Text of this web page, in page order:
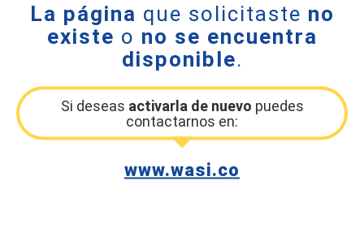
La página que solicitaste no
existe o no se encuentra
disponible.
Si deseas activarla de nuevo puedes
contactarnos en:
www.wasi.co